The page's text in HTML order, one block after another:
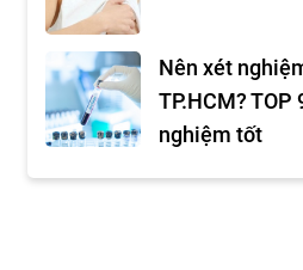
Nên xét
TP.HCM?
nghiệm tốt